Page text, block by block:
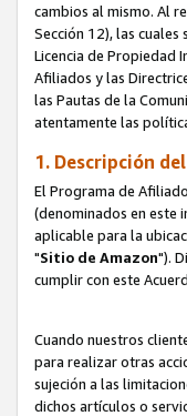
cambios al mismo. Al
Sección 12), las
Licencia de Propiedad
Afiliados y las
las Pautas de la
atentamente las
1. Descripción
El Programa de
(denominados en este
aplicable para la
"Sitio de Amazon").
cumplir con este
Cuando nuestros
para realizar otras
sujeción a las
dichos artículos o